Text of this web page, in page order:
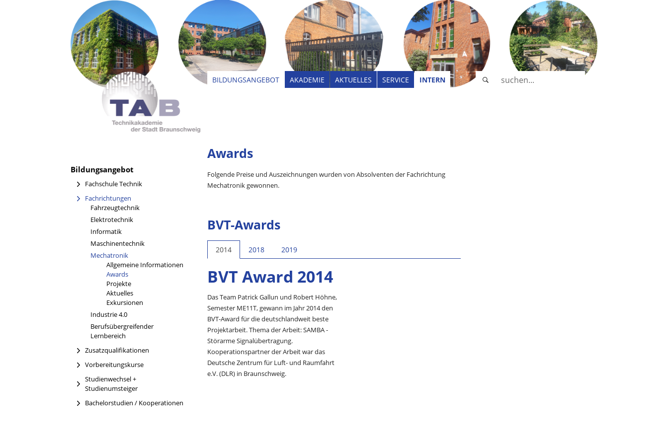
BILDUNGSANGEBOT AKADEMIE AKTUELLES SERVICE INTERN
Bildungsangebot
Fachschule Technik
Fachrichtungen
Fahrzeugtechnik
Elektrotechnik
Informatik
Maschinentechnik
Mechatronik
Allgemeine Informationen
Awards(current)
Projekte
Aktuelles
Exkursionen
Industrie 4.0
Berufsübergreifender
Lernbereich
Zusatzqualifikationen
Vorbereitungskurse
Studienwechsel +
Studienumsteiger
Bachelorstudien / Kooperationen
Awards
Folgende Preise und Auszeichnungen wurden von Absolventen der Fachrichtung
Mechatronik gewonnen.
BVT-Awards
2014 2018 2019
BVT Award 2014
Das Team Patrick Gallun und Robert Höhne,
Semester ME11T, gewann im Jahr 2014 den
BVT-Award für die deutschlandweit beste
Projektarbeit. Thema der Arbeit: SAMBA -
Störarme Signalübertragung.
Kooperationspartner der Arbeit war das
Deutsche Zentrum für Luft- und Raumfahrt
e.V. (DLR) in Braunschweig.